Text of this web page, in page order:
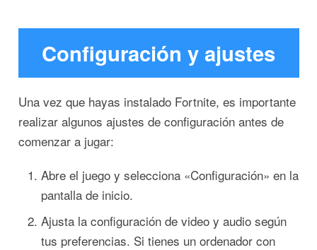
Configuración y ajustes
Una vez que hayas instalado Fortnite, es importante
realizar algunos ajustes de configuración antes de
comenzar a jugar:
Abre el juego y selecciona «Configuración» en la
pantalla de inicio.
Ajusta la configuración de video y audio según
tus preferencias. Si tienes un ordenador con